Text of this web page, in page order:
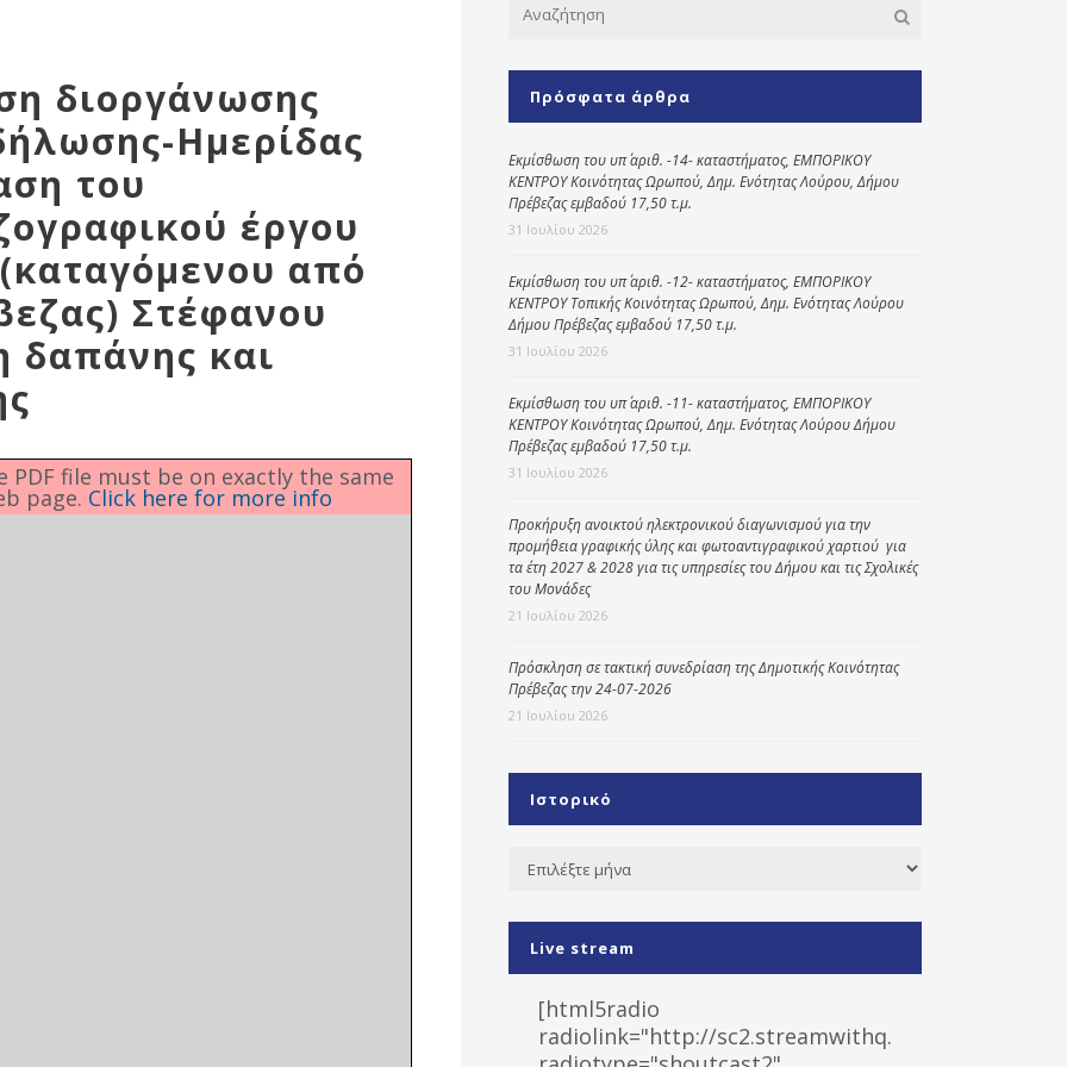
Γραφείο εσόδων
Πολιτική
προστασία
Κοινωνικό
Kοινωνικό
φαρμακείο
Πρόγραμμα
“Βοήθεια στο σπίτι”
Κέντρο Ημερήσιας
Ηλικιωμένων
(Κ.Η.Φ.Η.) Πρέβεζας
διοργάνωσης
Ημερίδας
του
έργου
από
Στέφανου
δαπάνης και
file must be on exactly the same
page. Click here for more info
Πρόσφατα άρθρα
Εκμίσθωση του υπ΄ αριθ. -14- καταστήματος, ΕΜΠΟΡΙΚΟΥ
ΚΕΝΤΡΟΥ Κοινότητας Ωρωπού, Δημ. Ενότητας Λούρου, Δήμου
Πρέβεζας εμβαδού 17,50 τ.μ.
31 Ιουλίου 2026
Εκμίσθωση του υπ΄ αριθ. -12- καταστήματος, ΕΜΠΟΡΙΚΟΥ
ΚΕΝΤΡΟΥ Τοπικής Κοινότητας Ωρωπού, Δημ. Ενότητας Λούρου
Δήμου Πρέβεζας εμβαδού 17,50 τ.μ.
31 Ιουλίου 2026
Εκμίσθωση του υπ΄ αριθ. -11- καταστήματος, ΕΜΠΟΡΙΚΟΥ
ΚΕΝΤΡΟΥ Κοινότητας Ωρωπού, Δημ. Ενότητας Λούρου Δήμου
Πρέβεζας εμβαδού 17,50 τ.μ.
31 Ιουλίου 2026
Προκήρυξη ανοικτού ηλεκτρονικού διαγωνισμού για την
προμήθεια γραφικής ύλης και φωτοαντιγραφικού χαρτιού για
τα έτη 2027 & 2028 για τις υπηρεσίες του Δήμου και τις Σχολικές
του Μονάδες
21 Ιουλίου 2026
Πρόσκληση σε τακτική συνεδρίαση της Δημοτικής Κοινότητας
Πρέβεζας την 24-07-2026
21 Ιουλίου 2026
Ιστορικό
Ιστορικό
Live stream
[html5radio
radiolink="http://sc2.streamwithq.com:8028/